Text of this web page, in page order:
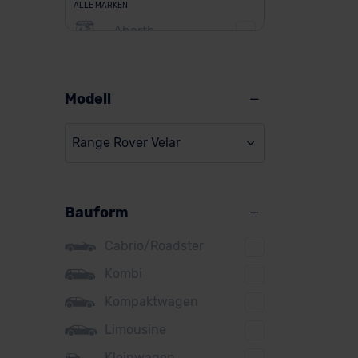
ALLE MARKEN
Abarth
BMW
Citroen
Cupra
DS
Dacia
Fiat
Modell
Range Rover Velar
Bauform
Cabrio/Roadster
Kombi
Kompaktwagen
Limousine